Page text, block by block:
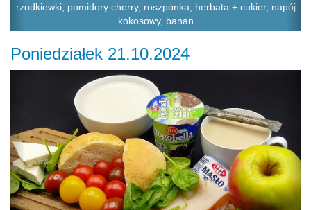
rzodkiewki, pomidory cherry, roszponka, herbata + cukier, napój
kokosowy, banan
Poniedziałek 21.10.2024